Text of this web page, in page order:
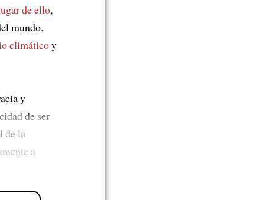
de ello,
mundo.
climáticoy
y
de ser
de la
a